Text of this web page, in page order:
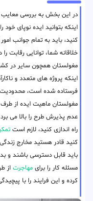
در این بخش به بررسی معایب
اینکه بتوانید ایده نوپای
کنید، باید به تمام جوانب
خلاقانه شما، توانایی رقابت
مغولستان همچون سایر در
اینکه پروژه های متعدد و
فرستاده شده است، محدودیت
مغولستان ماهیت ایده از طرف
عدم پذیرش طرح را بالا می برد.
راه اندازی کنید، لازم است
کنید قادر هستید مخارج
باید قابل دسترسی باشند و
مسئله کار را برای مهاجرت از
کرده و این فرایند را با